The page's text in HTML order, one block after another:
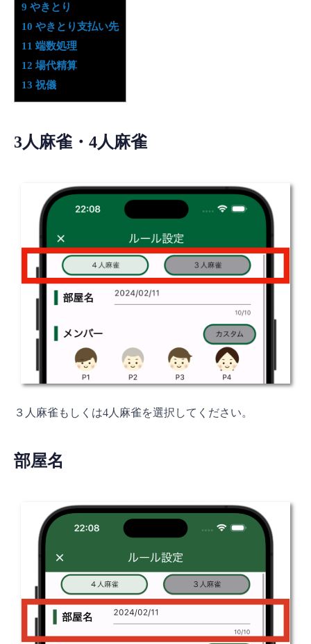
9 やきとり
10 やきとり支払い先
11 端数処理
12 場代精算
13 祝儀
3人麻雀・4人麻雀
３人麻雀もしくは4人麻雀を選択してください。
部屋名